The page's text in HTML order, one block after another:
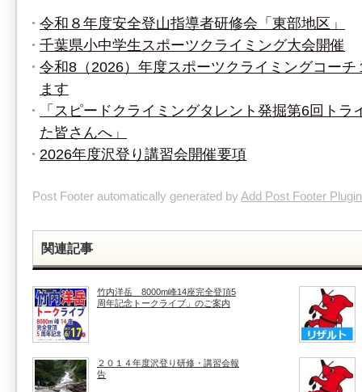
令和８年度安全登山指導者研修会「東部地区」
千葉県小中学生スポーツクライミング大会開催
令和8（2026）年度スポーツクライミングコー
ます
「スピードクライミングタレント発掘第6回トラ
た皆さんへ」
2026年度沢登り講習会開催要項
Post Footer automatically generated by Add Post Footer Plugin
関連記事
竹内洋岳 8000m峰14座完全登頂5
周年記念トークライブ」のご案内
２０１４年度沢登り研修・講習会報
告